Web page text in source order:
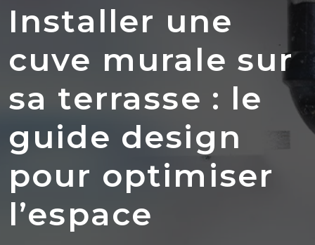
Installer une
cuve murale sur
sa terrasse : le
guide design
pour optimiser
l’espace